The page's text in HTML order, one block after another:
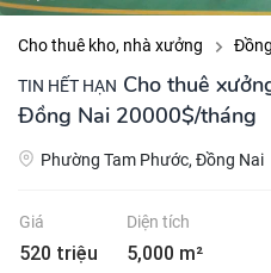
Cho thuê kho, nhà xưởng
TIN HẾT HẠN Cho thuê
Đồng Nai 20000$/tháng
Phường Tam Phước, Đồng Nai
Giá
520 triệu
Diện tích
5,000 m²